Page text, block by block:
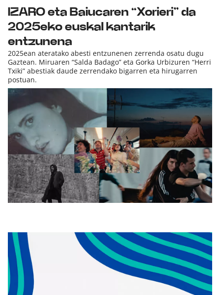
IZARO eta Baiucaren “Xorieri” da
2025eko euskal kantarik
entzunena
2025ean ateratako abesti entzunenen zerrenda osatu dugu
Gaztean. Miruaren “Salda Badago” eta Gorka Urbizuren “Herri
Txiki” abestiak daude zerrendako bigarren eta hirugarren
postuan.